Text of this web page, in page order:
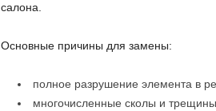
салона.
Основные причины для замены:
полное разрушение элемента в
многочисленные сколы и